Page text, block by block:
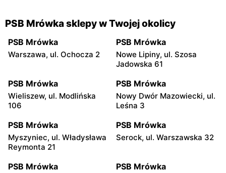
PSB Mrówka sklepy w Twojej okolicy
PSB Mrówka
Warszawa, ul. Ochocza 2
PSB Mrówka
Nowe Lipiny, ul. Szosa
Jadowska 61
PSB Mrówka
Wieliszew, ul. Modlińska
106
PSB Mrówka
Nowy Dwór Mazowiecki, ul.
Leśna 3
PSB Mrówka
Myszyniec, ul. Władysława
Reymonta 21
PSB Mrówka
Serock, ul. Warszawska 32
PSB Mrówka PSB Mrówka